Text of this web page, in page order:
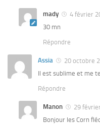
mady
4 février
30 mn
Répondre
Assia
20 octobre
Il est sublime et me
Répondre
Manon
29
Bonjour les Corn